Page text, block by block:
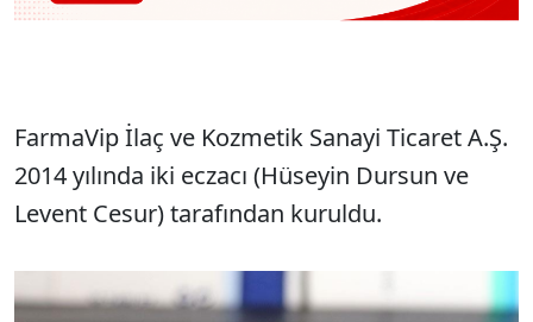
FarmaVip İlaç ve Kozmetik Sanayi Ticaret A.Ş.
2014 yılında iki eczacı (Hüseyin Dursun ve
Levent Cesur) tarafından kuruldu.